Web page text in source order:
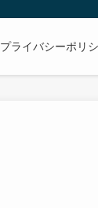
プライバシーポリ